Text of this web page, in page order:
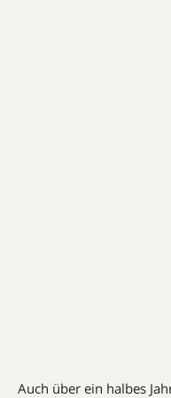
Auch über ein halbes